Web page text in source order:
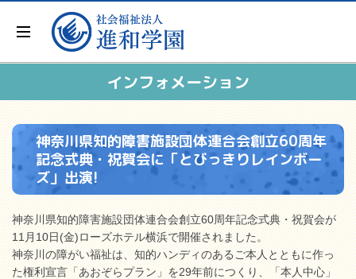
インフォメーション
神奈川県知的障害施設団体連合会創立60周年
記念式典・祝賀会に「とびっきりレインボー
ズ」出演!
神奈川県知的障害施設団体連合会創立60周年記念式典・祝賀会が
11月10日(金)ローズホテル横浜で開催されました。
神奈川の障がい福祉は、知的ハンディのあるご本人とともに作っ
た権利宣言「あおぞらプラン」を29年前につくり、「本人中心」